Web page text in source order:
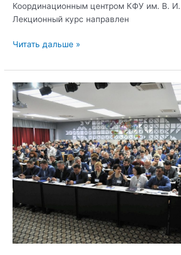
Координационным центром КФУ им. В. И.
Лекционный курс направлен
В
прошел
лекционный
курс
дополнительной
профессиональной
программы
повышения
квалификации
«Основы
профилактики
деструктивного
социального
воздействия
на
Читать дальше »